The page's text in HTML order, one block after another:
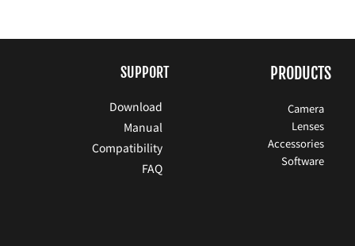
PRODUCTS
Camera
Lenses
Accessories
Software
SUPPORT
Download
Manual
Compatibility
FAQ